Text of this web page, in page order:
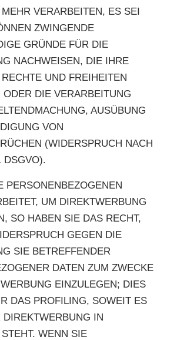
VERARBEITEN, ES SEI
ZWINGENDE
GRÜNDE FÜR DIE
NACHWEISEN, DIE IHRE
UND FREIHEITEN
ODER DIE VERARBEITUNG
AUSÜBUNG
VON
(WIDERSPRUCH NACH
DSGVO).
PERSONENBEZOGENEN
UM DIREKTWERBUNG
SO HABEN SIE DAS RECHT,
GEGEN DIE
SIE BETREFFENDER
DATEN ZUM ZWECKE
EINZULEGEN; DIES
DAS PROFILING, SOWEIT ES
DIREKTWERBUNG IN
WENN SIE